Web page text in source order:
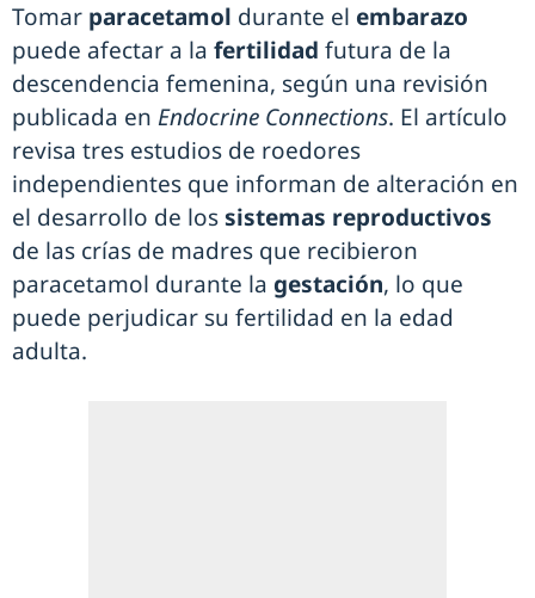
Tomar paracetamol durante el embarazo
puede afectar a la fertilidad futura de la
descendencia femenina, según una revisión
publicada en Endocrine Connections. El artículo
revisa tres estudios de roedores
independientes que informan de alteración en
el desarrollo de lossistemas reproductivos
de las crías de madres que recibieron
paracetamol durante la gestación, lo que
puede perjudicar su fertilidad en la edad
adulta.